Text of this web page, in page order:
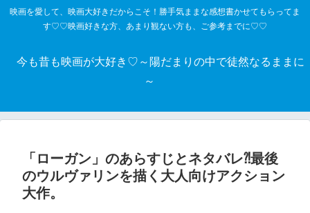
映画を愛して、映画大好きだからこそ！勝手気ままな感想書かせてもらってま
す♡♡映画好きな方、あまり観ない方も、ご参考までに♡♡
今も昔も映画が大好き♡～陽だまりの中で徒然なるままに
～
「ローガン」のあらすじとネタバレ⁈最後
のウルヴァリンを描く大人向けアクション
大作。